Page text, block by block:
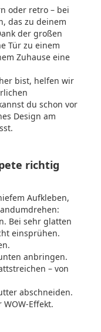
oder retro – bei
das zu deinem
der großen
Tür zu einem
Zuhause eine
bist, helfen wir
du schon vor
Design am
richtig
Aufkleben,
Bei sehr glatten
einsprühen.
anbringen.
– von
abschneiden.
Effekt.